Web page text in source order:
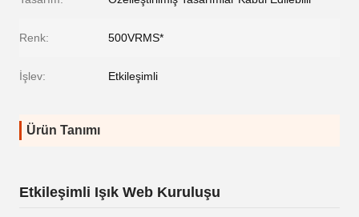
Renk: 500VRMS*
İşlev: Etkileşimli
Ürün Tanımı
Etkileşimli Işık Web Kuruluşu